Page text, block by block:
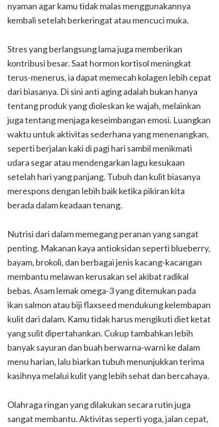
nyaman agar kamu tidak malas menggunakannya
kembali setelah berkeringat atau mencuci muka.
Stres yang berlangsung lama juga memberikan
kontribusi besar. Saat hormon kortisol meningkat
terus-menerus, ia dapat memecah kolagen lebih cepat
dari biasanya. Di sini anti aging adalah bukan hanya
tentang produk yang dioleskan ke wajah, melainkan
juga tentang menjaga keseimbangan emosi. Luangkan
waktu untuk aktivitas sederhana yang menenangkan,
seperti berjalan kaki di pagi hari sambil menikmati
udara segar atau mendengarkan lagu kesukaan
setelah hari yang panjang. Tubuh dan kulit biasanya
merespons dengan lebih baik ketika pikiran kita
berada dalam keadaan tenang.
Nutrisi dari dalam memegang peranan yang sangat
penting. Makanan kaya antioksidan seperti blueberry,
bayam, brokoli, dan berbagai jenis kacang-kacangan
membantu melawan kerusakan sel akibat radikal
bebas. Asam lemak omega-3 yang ditemukan pada
ikan salmon atau biji flaxseed mendukung kelembapan
kulit dari dalam. Kamu tidak harus mengikuti diet ketat
yang sulit dipertahankan. Cukup tambahkan lebih
banyak sayuran dan buah berwarna-warni ke dalam
menu harian, lalu biarkan tubuh menunjukkan terima
kasihnya melalui kulit yang lebih sehat dan bercahaya.
Olahraga ringan yang dilakukan secara rutin juga
sangat membantu. Aktivitas seperti yoga, jalan cepat,